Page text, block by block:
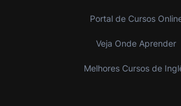
Portal de Cursos
Veja Onde Aprender
Melhores Cursos de